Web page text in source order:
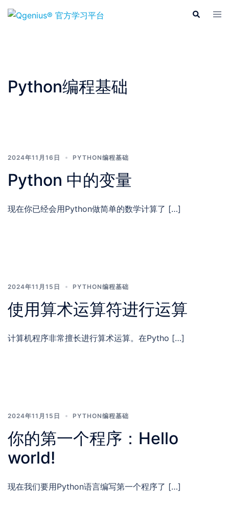
Skip
to
Search
Python编程基础
2024年11月16日 PYTHON编程基础
Python 中的变量
现在你已经会用Python做简单的数学计算了 […]
2024年11月15日 PYTHON编程基础
使用算术运算符进行运算
计算机程序非常擅长进行算术运算。在Pytho […]
2024年11月15日 PYTHON编程基础
你的第一个程序：Hello
world!
现在我们要用Python语言编写第一个程序了 […]